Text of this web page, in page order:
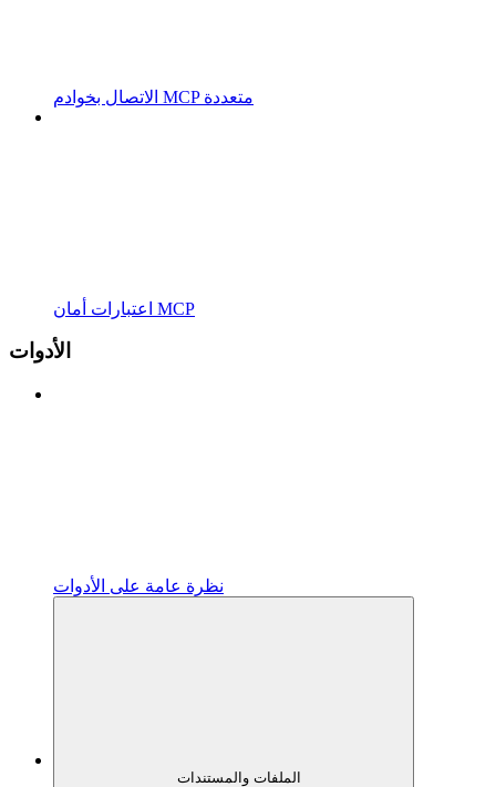
الاتصال بخوادم MCP متعددة
اعتبارات أمان MCP
الأدوات
نظرة عامة على الأدوات
الملفات والمستندات